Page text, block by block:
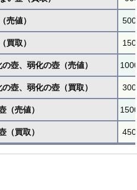
売値）
買取）
壺、弱化の壺（売値）
壺、弱化の壺（買取）
（売値）
（買取）